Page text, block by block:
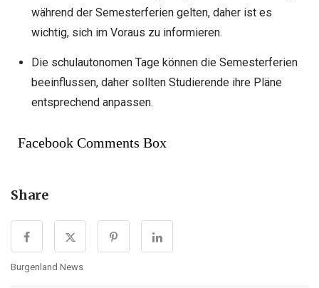
während der Semesterferien gelten, daher ist es
wichtig, sich im Voraus zu informieren.
Die schulautonomen Tagekönnen die Semesterferien
beeinflussen, daher sollten Studierende ihre Pläne
entsprechend anpassen.
Facebook Comments Box
Share
Burgenland News